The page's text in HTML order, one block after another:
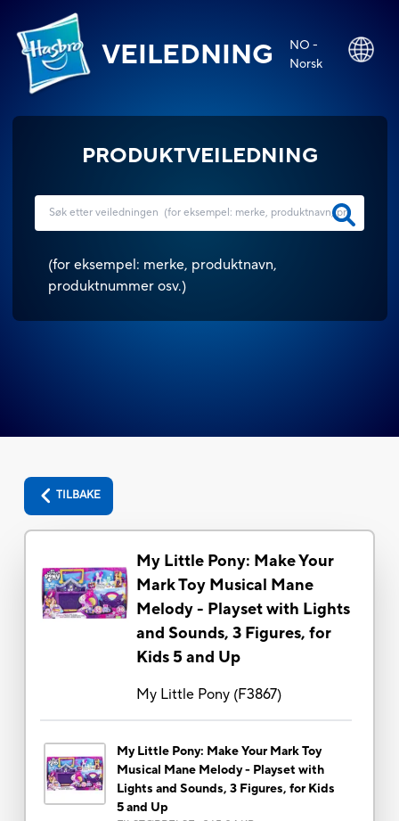
VEILEDNING
NO -
Norsk
PRODUKTVEILEDNING
(for eksempel: merke, produktnavn,
produktnummer osv.)
TILBAKE
My Little Pony: Make Your
Mark Toy Musical Mane
Melody - Playset with Lights
and Sounds, 3 Figures, for
Kids 5 and Up
My Little Pony(F3867)
My Little Pony: Make Your Mark Toy
Musical Mane Melody - Playset with
Lights and Sounds, 3 Figures, for Kids
5 and Up